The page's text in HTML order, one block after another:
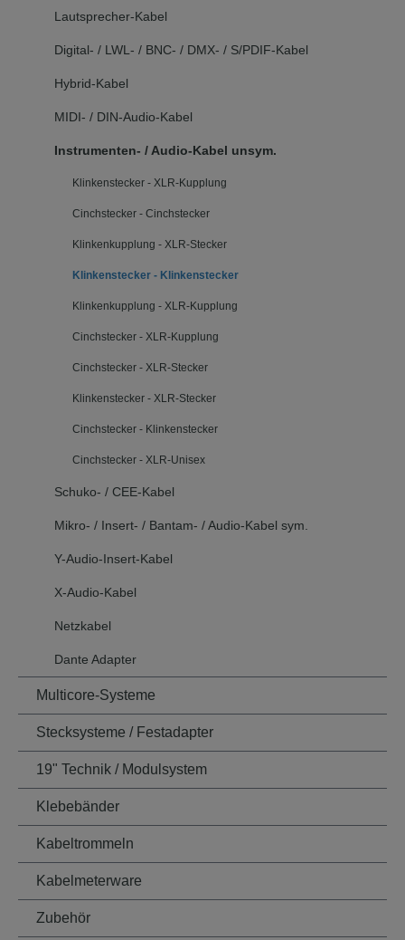
Lautsprecher-Kabel
Digital- / LWL- / BNC- / DMX- / S/PDIF-Kabel
Hybrid-Kabel
MIDI- / DIN-Audio-Kabel
Instrumenten- / Audio-Kabel unsym.
Klinkenstecker - XLR-Kupplung
Cinchstecker - Cinchstecker
Klinkenkupplung - XLR-Stecker
Klinkenstecker - Klinkenstecker
Klinkenkupplung - XLR-Kupplung
Cinchstecker - XLR-Kupplung
Cinchstecker - XLR-Stecker
Klinkenstecker - XLR-Stecker
Cinchstecker - Klinkenstecker
Cinchstecker - XLR-Unisex
Schuko- / CEE-Kabel
Mikro- / Insert- / Bantam- / Audio-Kabel sym.
Y-Audio-Insert-Kabel
X-Audio-Kabel
Netzkabel
Dante Adapter
Multicore-Systeme
Stecksysteme / Festadapter
19" Technik / Modulsystem
Klebebänder
Kabeltrommeln
Kabelmeterware
Zubehör